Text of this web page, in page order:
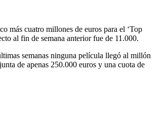
más cuatro millones de euros para el ‘Top
al fin de semana anterior fue de 11.000.
semanas ninguna película llegó al millón
de apenas 250.000 euros y una cuota de